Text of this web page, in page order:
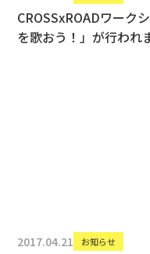
CROSSxROADワーク
を歌おう！」が行われ
2017.04.21 お知らせ